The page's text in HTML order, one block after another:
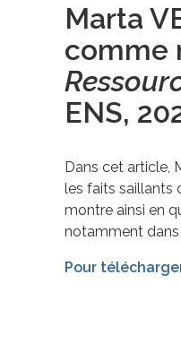
Marta
comme
ENS,
Dans cet article,
les faits saillants
montre ainsi en
notamment dans
Pour